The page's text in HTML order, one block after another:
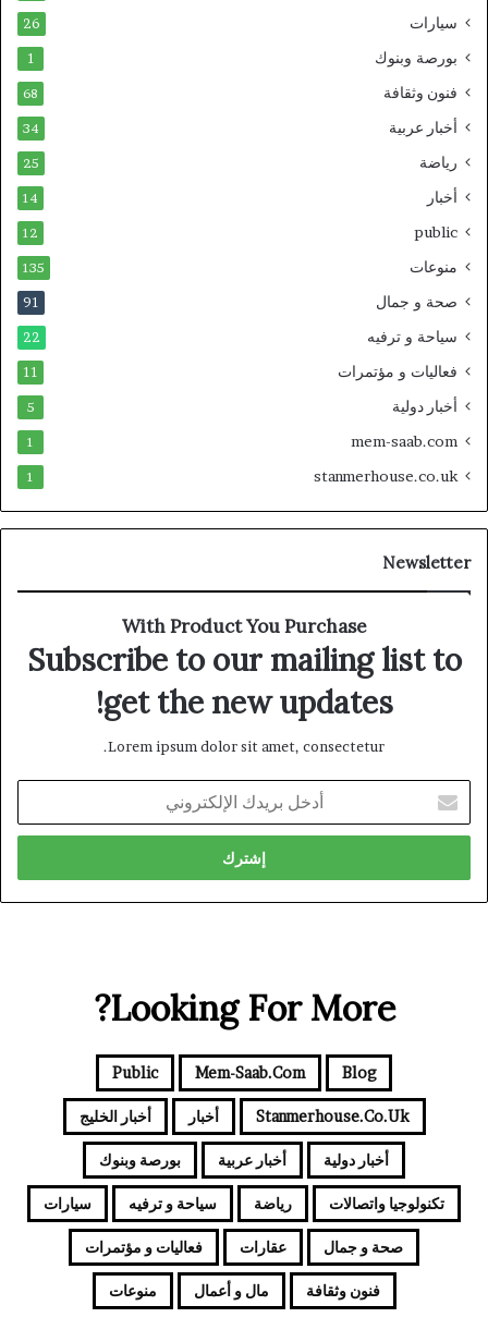
سيارات 26
بورصة وبنوك 1
فنون وثقافة 68
أخبار عربية 34
رياضة 25
أخبار 14
public
12
منوعات 135
صحة و جمال 91
سياحة و ترفيه 22
فعاليات و مؤتمرات 11
أخبار دولية 5
mem-saab.com
1
stanmerhouse.co.uk
1
Newsletter
With Product You Purchase
Subscribe to our mailing list to
get the new updates!
Lorem ipsum dolor sit amet, consectetur.
بريدك
الإلكتروني
Looking For More?
Blog
Mem-Saab.com
Public
Stanmerhouse.co.uk أخبار أخبار الخليج
أخبار دولية أخبار عربية بورصة وبنوك
تكنولوجيا واتصالات رياضة سياحة و ترفيه سيارات
صحة و جمال عقارات فعاليات و مؤتمرات
فنون وثقافة مال و أعمال منوعات